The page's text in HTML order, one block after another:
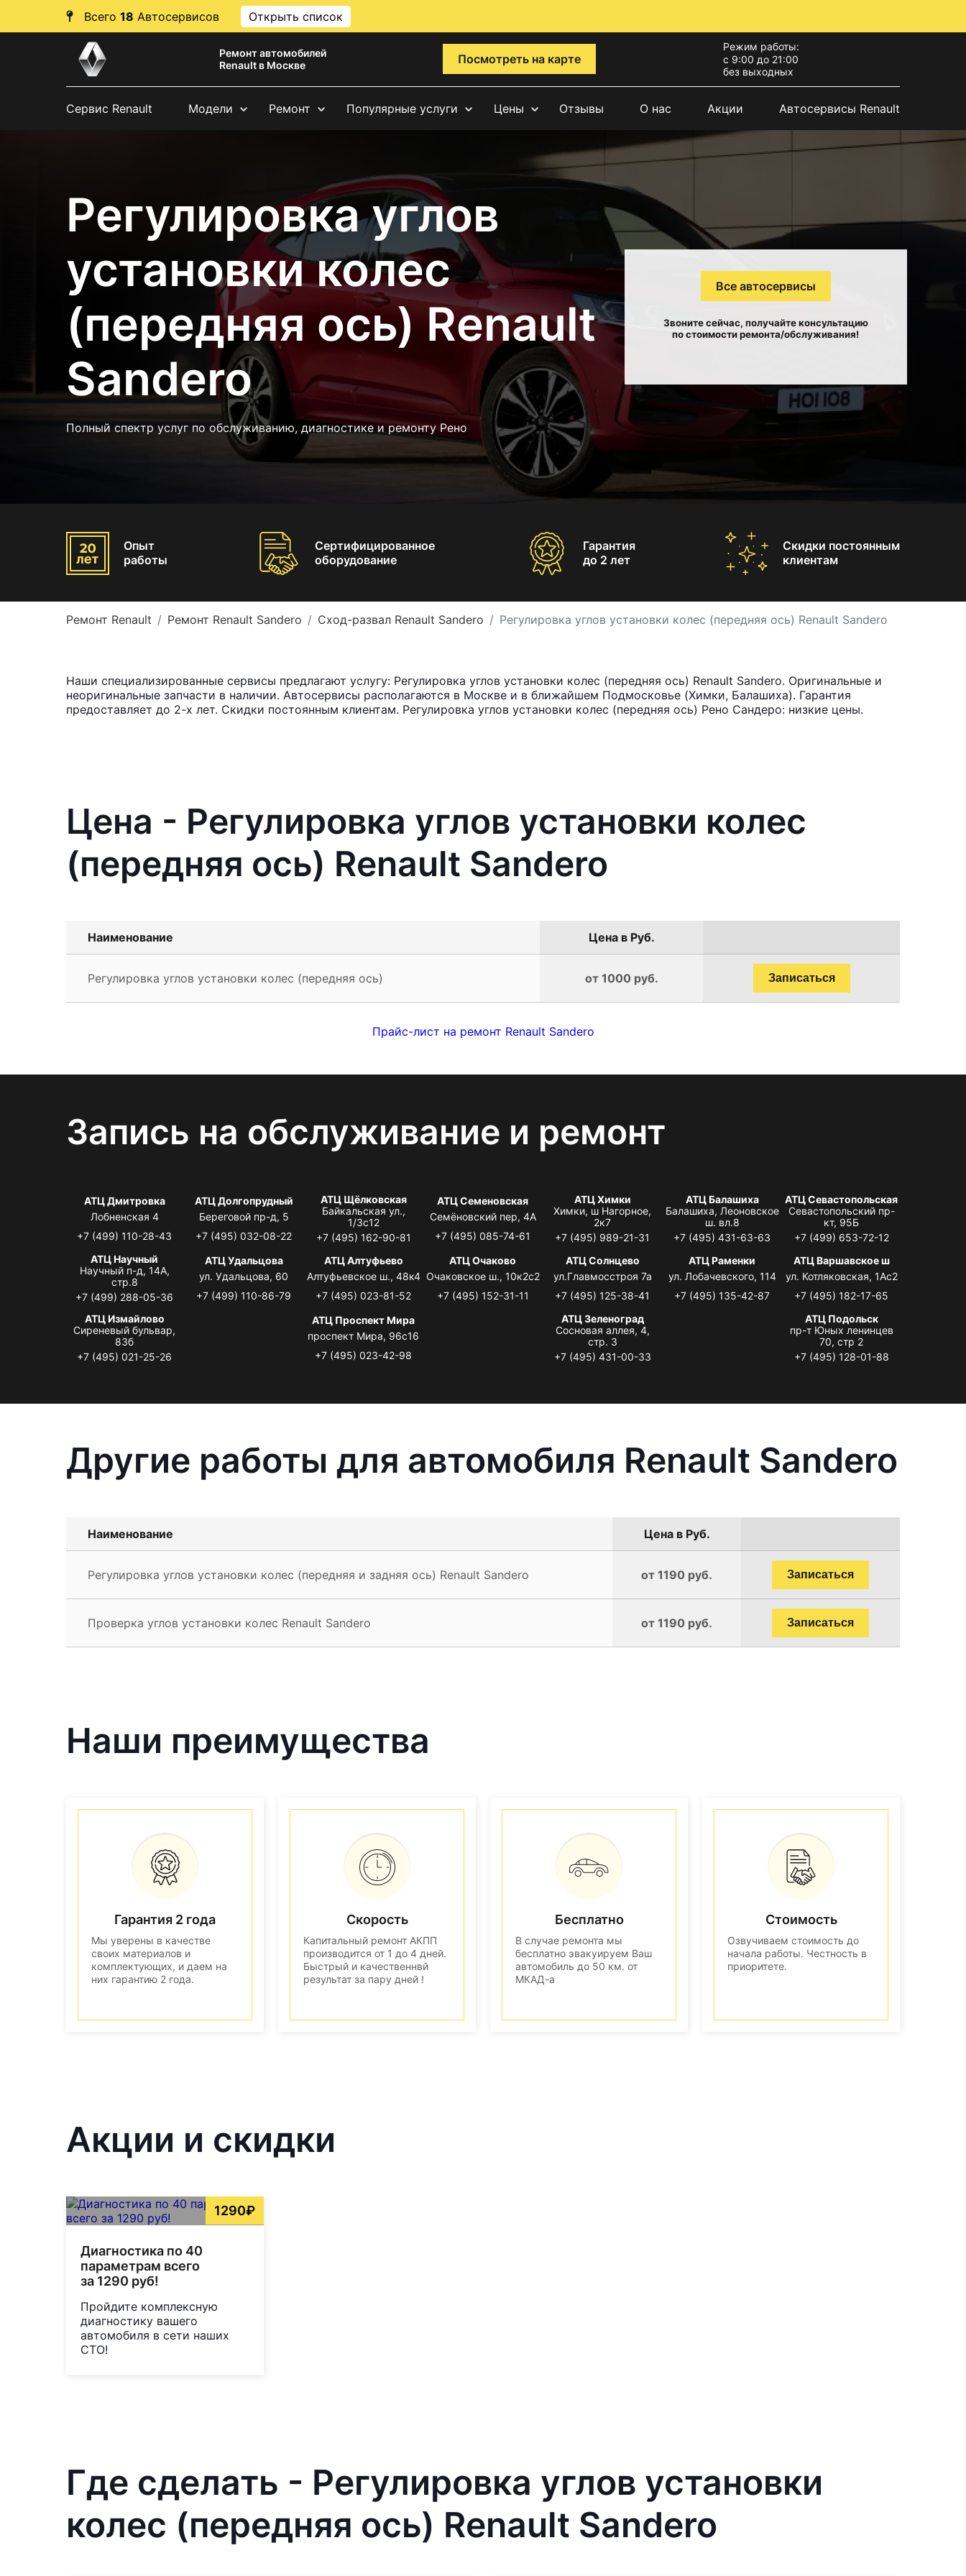
Всего 18 Автосервисов Открыть список
Ремонт автомобилей
Renault в Москве
Посмотреть на карте
Режим работы:
с 9:00 до 21:00
без выходных
Сервис Renault Модели Ремонт Популярные услуги Цены Отзывы О нас Акции Автосервисы Renault
Регулировка углов
установки колес
(передняя ось) Renault
Sandero
Полный спектр услуг по обслуживанию, диагностике и ремонту Рено
Все автосервисы
Звоните сейчас, получайте консультацию
по стоимости ремонта/обслуживания!
Опыт
работы
Сертифицированное
оборудование
Гарантия
до 2 лет
Скидки постоянным
клиентам
Ремонт Renault Ремонт Renault Sandero Сход-развал Renault Sandero Регулировка углов установки колес (передняя ось) Renault Sandero
Наши специализированные сервисы предлагают услугу: Регулировка углов установки колес (передняя ось) Renault Sandero. Оригинальные и
неоригинальные запчасти в наличии. Автосервисы располагаются в Москве и в ближайшем Подмосковье (Химки, Балашиха). Гарантия
предоставляет до 2-х лет. Скидки постоянным клиентам. Регулировка углов установки колес (передняя ось) Рено Сандеро: низкие цены.
Цена - Регулировка углов установки колес
(передняя ось) Renault Sandero
Наименование Цена в Руб.
Регулировка углов установки колес (передняя ось) от 1000 руб. Записаться
Прайс-лист на ремонт Renault Sandero
Запись на обслуживание и ремонт
АТЦ Дмитровка
Лобненская 4
+7 (499) 110-28-43
АТЦ Долгопрудный
Береговой пр-д, 5
+7 (495) 032-08-22
АТЦ Щёлковская
Байкальская ул.,
1/3с12
+7 (495) 162-90-81
АТЦ Семеновская
Семёновский пер, 4А
+7 (495) 085-74-61
АТЦ Химки
Химки, ш Нагорное,
2к7
+7 (495) 989-21-31
АТЦ Балашиха
Балашиха, Леоновское
ш. вл.8
+7 (495) 431-63-63
АТЦ Севастопольская
Севастопольский пр-
кт, 95Б
+7 (499) 653-72-12
АТЦ Научный
Научный п-д, 14А,
стр.8
+7 (499) 288-05-36
АТЦ Удальцова
ул. Удальцова, 60
+7 (499) 110-86-79
АТЦ Алтуфьево
Алтуфьевское ш., 48к4
+7 (495) 023-81-52
АТЦ Очаково
Очаковское ш., 10к2с2
+7 (495) 152-31-11
АТЦ Солнцево
ул.Главмосстроя 7а
+7 (495) 125-38-41
АТЦ Раменки
ул. Лобачевского, 114
+7 (495) 135-42-87
АТЦ Варшавское ш
ул. Котляковская, 1Ас2
+7 (495) 182-17-65
АТЦ Измайлово
Сиреневый бульвар,
83б
+7 (495) 021-25-26
АТЦ Проспект Мира
проспект Мира, 96с16
+7 (495) 023-42-98
АТЦ Зеленоград
Сосновая аллея, 4,
стр. 3
+7 (495) 431-00-33
АТЦ Подольск
пр-т Юных ленинцев
70, стр 2
+7 (495) 128-01-88
Другие работы для автомобиля Renault Sandero
Наименование Цена в Руб.
Регулировка углов установки колес (передняя и задняя ось) Renault Sandero от 1190 руб. Записаться
Проверка углов установки колес Renault Sandero от 1190 руб. Записаться
Наши преимущества
Гарантия 2 года
Мы уверены в качестве
своих материалов и
комплектующих, и даем на
них гарантию 2 года.
Скорость
Капитальный ремонт АКПП
производится от 1 до 4 дней.
Быстрый и качественнвй
результат за пару дней !
Бесплатно
В случае ремонта мы
бесплатно эвакуируем Ваш
автомобиль до 50 км. от
МКАД-а
Стоимость
Озвучиваем стоимость до
начала работы. Честность в
приоритете.
Акции и скидки
1290₽
Диагностика по 40
параметрам всего
за 1290 руб!
Пройдите комплексную
диагностику вашего
автомобиля в сети наших
СТО!
Где сделать - Регулировка углов установки
колес (передняя ось) Renault Sandero